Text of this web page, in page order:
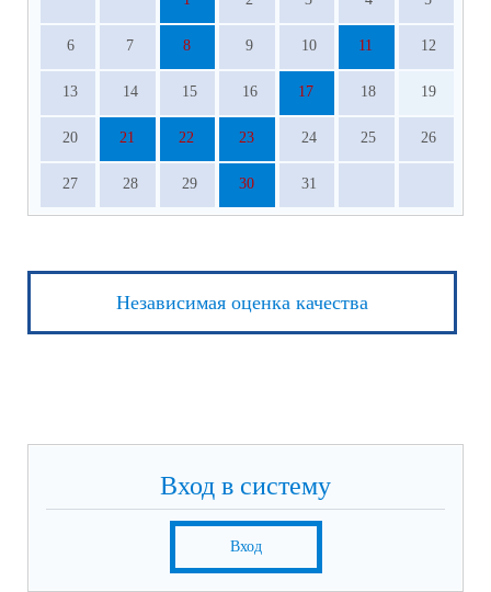
6 7 8 9 10 11 12
13 14 15 16 17 18 19
20 21 22 23 24 25 26
27 28 29 30 31
Независимая оценка качества
Вход в систему
Вход